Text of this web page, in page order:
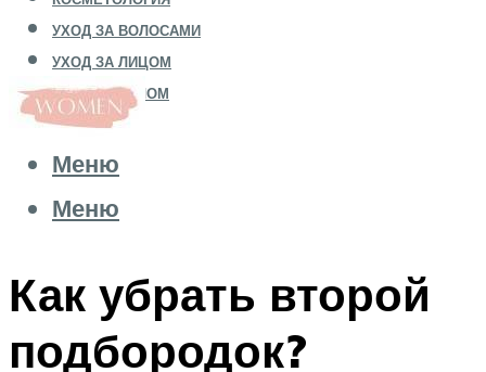
УХОД ЗА ВОЛОСАМИ
УХОД ЗА ЛИЦОМ
УХОД ЗА ТЕЛОМ
Меню
Меню
Как убрать второй
подбородок?